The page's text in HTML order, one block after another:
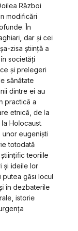
Război
modificări
În
dar și cei
zisa știință a
societăți
și prelegeri
sănătate
dintre ei au
practică a
etnică, de la
Holocaust.
eugeniști
totodată
teoriile
și ideile lor
găsi locul
în dezbaterile
istorie